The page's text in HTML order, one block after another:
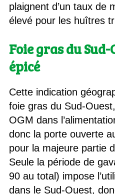
plaignent d’un taux de
élevé pour les huîtres
Foie gras du
épicé
Cette indication
foie gras du Sud-
OGM dans
donc la porte ouverte
pour la majeure partie
Seule la période de
90 au total) impose
dans le Sud-Ouest,